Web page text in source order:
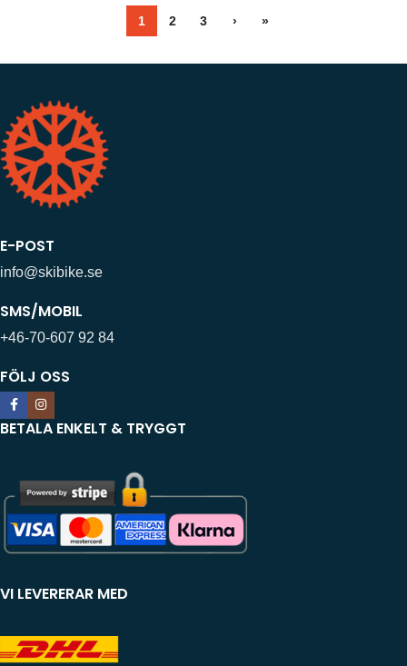
1 2 3 › »
E-POST
info@skibike.se
SMS/MOBIL
+46-70-607 92 84
FÖLJ OSS
BETALA ENKELT & TRYGGT
VI LEVERERAR MED